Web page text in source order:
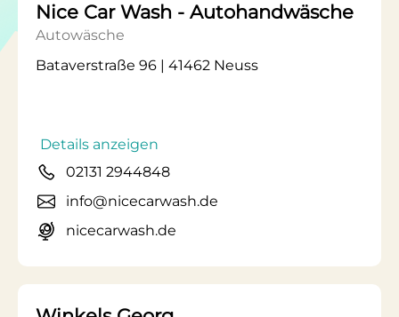
Nice Car Wash - Autohandwäsche
Autowäsche
Bataverstraße 96 | 41462 Neuss
Details anzeigen
02131 2944848
info@nicecarwash.de
nicecarwash.de